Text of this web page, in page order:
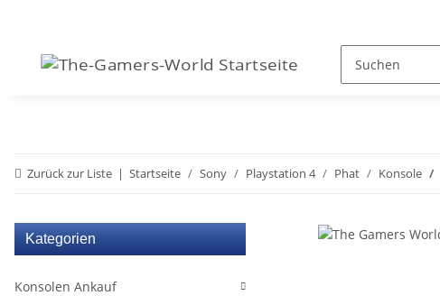
Zurück zur Liste Startseite Sony Playstation 4 Phat Konsole
Kategorien
Konsolen Ankauf